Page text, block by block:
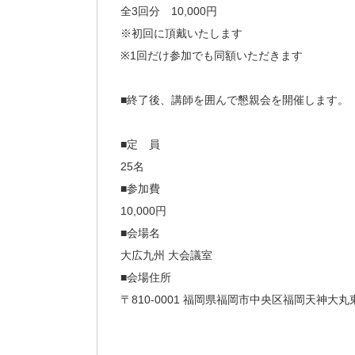
全3回分 10,000円
※初回に頂戴いたします
※1回だけ参加でも同額いただきます
■終了後、講師を囲んで懇親会を開催します。
■定 員
25名
■参加費
10,000円
■会場名
大広九州 大会議室
■会場住所
〒810-0001 福岡県福岡市中央区福岡天神大丸